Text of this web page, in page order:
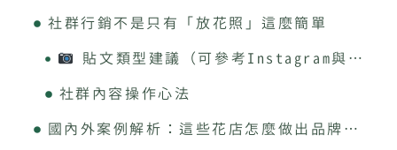
社群行銷不是只有「放花照」這麼簡單
貼文類型建議（可參考Instagram與Facebook為主）
社群內容操作心法
國內外案例解析：這些花店怎麼做出品牌感？